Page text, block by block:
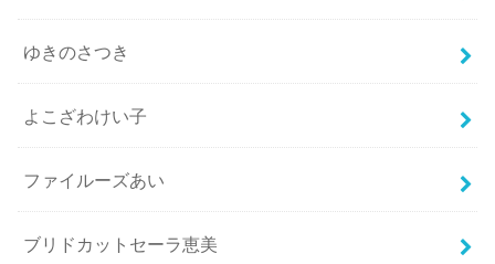
ゆきのさつき
よこざわけい子
ファイルーズあい
ブリドカットセーラ恵美